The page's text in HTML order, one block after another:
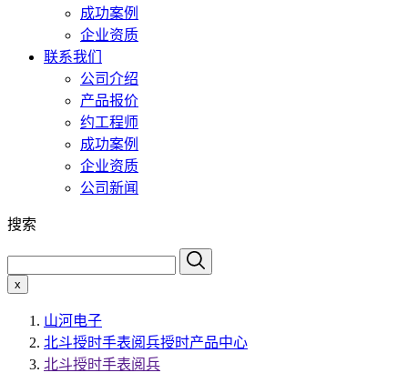
成功案例
企业资质
联系我们
公司介绍
产品报价
约工程师
成功案例
企业资质
公司新闻
搜索
x
山河电子
北斗授时手表阅兵授时产品中心
北斗授时手表阅兵